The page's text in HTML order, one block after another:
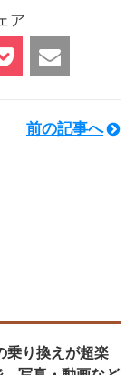
ア
前の記事へ
り換えが超楽